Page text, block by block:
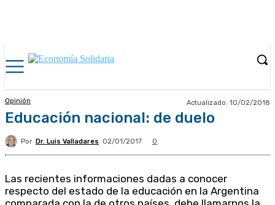
Opinión Actualizado: 10/02/2018
Educación nacional: de duelo
Por Dr. Luis Valladares 02/01/2017 0
Las recientes informaciones dadas a conocer
respecto del estado de la educación en la Argentina